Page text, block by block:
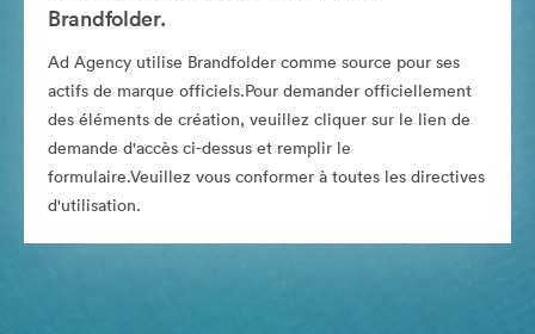
Brandfolder.
Ad Agency utilise Brandfolder comme source pour ses
actifs de marque officiels.Pour demander officiellement
des éléments de création, veuillez cliquer sur le lien de
demande d'accès ci-dessus et remplir le
formulaire.Veuillez vous conformer à toutes les directives
d'utilisation.